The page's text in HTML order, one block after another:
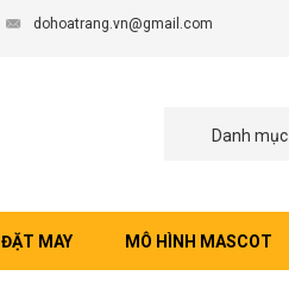
dohoatrang.vn@gmail.com
Danh mục
ĐẶT MAY MÔ HÌNH MASCOT